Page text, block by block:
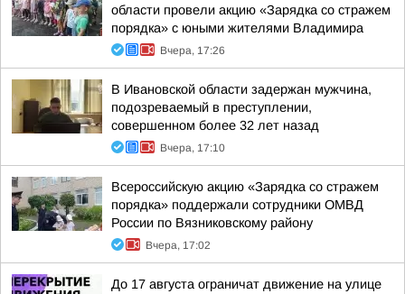
области провели акцию «Зарядка со стражем
порядка» с юными жителями Владимира
Вчера, 17:26
В Ивановской области задержан мужчина,
подозреваемый в преступлении,
совершенном более 32 лет назад
Вчера, 17:10
Всероссийскую акцию «Зарядка со стражем
порядка» поддержали сотрудники ОМВД
России по Вязниковскому району
Вчера, 17:02
До 17 августа ограничат движение на улице